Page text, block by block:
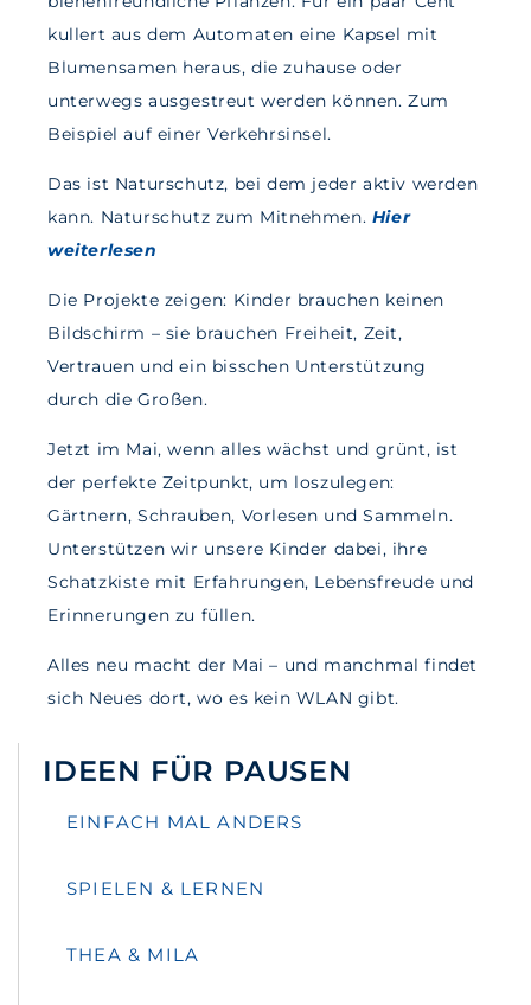
kullert aus dem Automaten eine Kapsel mit
Blumensamen heraus, die zuhause oder
unterwegs ausgestreut werden können. Zum
Beispiel auf einer Verkehrsinsel.
Das ist Naturschutz, bei dem jeder aktiv werden
kann. Naturschutz zum Mitnehmen. Hier
weiterlesen
Die Projekte zeigen: Kinder brauchen keinen
Bildschirm – sie brauchen Freiheit, Zeit,
Vertrauen und ein bisschen Unterstützung
durch die Großen.
Jetzt im Mai, wenn alles wächst und grünt, ist
der perfekte Zeitpunkt, um loszulegen:
Gärtnern, Schrauben, Vorlesen und Sammeln.
Unterstützen wir unsere Kinder dabei, ihre
Schatzkiste mit Erfahrungen, Lebensfreude und
Erinnerungen zu füllen.
Alles neu macht der Mai – und manchmal findet
sich Neues dort, wo es kein WLAN gibt.
IDEEN FÜR PAUSEN
EINFACH MAL ANDERS
SPIELEN & LERNEN
THEA & MILA